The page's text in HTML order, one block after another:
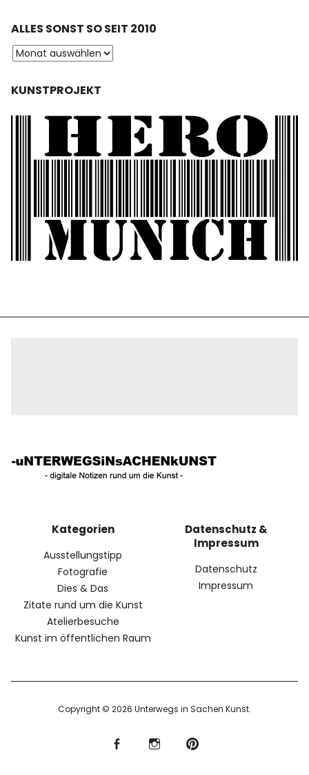
ALLES SONST SO SEIT 2010
KUNSTPROJEKT
Kategorien
Ausstellungstipp
Fotografie
Dies & Das
Zitate rund um die Kunst
Atelierbesuche
Kunst im öffentlichen Raum
Datenschutz &
Impressum
Datenschutz
Impressum
Copyright © 2026 Unterwegs in Sachen Kunst